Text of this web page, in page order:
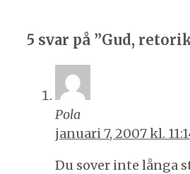
5 svar på ”Gud,
Pola
januari 7, 2007 kl.
Du sover inte långa